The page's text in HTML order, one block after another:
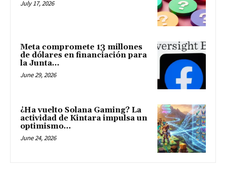
July 17, 2026
Meta compromete 13 millones
de dólares en financiación para
la Junta...
June 29, 2026
¿Ha vuelto Solana Gaming? La
actividad de Kintara impulsa un
optimismo...
June 24, 2026